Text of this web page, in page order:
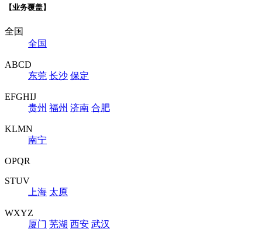
【业务覆盖】
全国
全国
ABCD
东莞 长沙 保定
EFGHIJ
贵州 福州 济南 合肥
KLMN
南宁
OPQR
STUV
上海 太原
WXYZ
厦门 芜湖 西安 武汉